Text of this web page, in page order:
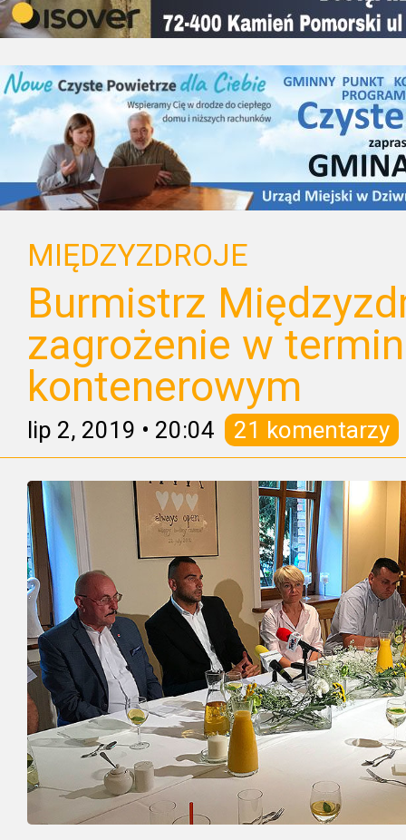
MIĘDZYZDROJE
Burmistrz
zagrożenie w
kontenerowym
lip 2, 2019 • 20:04 21 komentarzy